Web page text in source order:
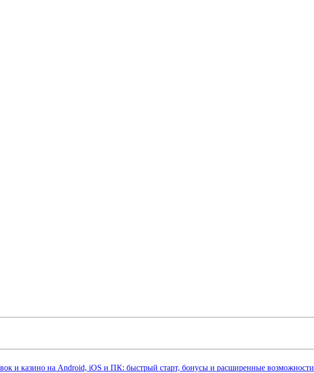
и казино на Android, iOS и ПК: быстрый старт, бонусы и расширенные возможности